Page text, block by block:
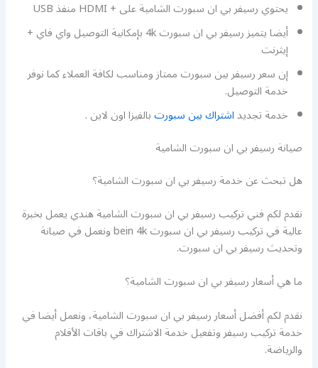
يحتوي رسيفر بي ان سبورت الشامية على + HDMI منفذ USB
أيضا يتميز رسيفر بي ان سبورت 4k بإمكانية التوصيل واي فاي +
إيثرنت
إن سعر رسيفر بين سبورت ممتاز ومناسب لكافة العملاء كما نوفر
خدمة التوصيل.
خدمة تجديداشتراك بين سبورتبالفيزا اون لاين .
صيانة رسيفر بي ان سبورت الشامية
هل تبحث عن خدمة رسيفر بي ان سبورت الشامية؟
نقدم لكم فني تركيب رسيفر بي ان سبورت الشامية هندي يعمل بخبرة
عالية في تركيب رسيفر بي ان سبورت bein 4k ونعمل في صيانة
وتحديث رسيفر بي ان سبورت.
ما هي أسعار رسيفر بي ان سبورت الشامية؟
نقدم لكم أفضل أسعار رسيفر بي ان سبورت الشامية، ونعمل أيضا في
خدمة تركيب رسيفر وتفعيل خدمة الاشتراك في باقات الأفلام
والرياضة.